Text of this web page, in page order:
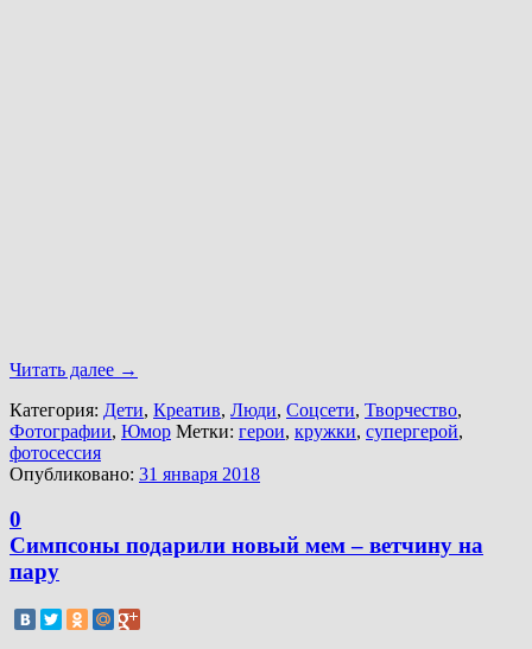
Читать далее →
Категория: Дети, Креатив, Люди, Соцсети, Творчество,
Фотографии, Юмор Метки: герои, кружки, супергерой,
фотосессия
Опубликовано: 31 января 2018
0
Симпсоны подарили новый мем – ветчину на
пару